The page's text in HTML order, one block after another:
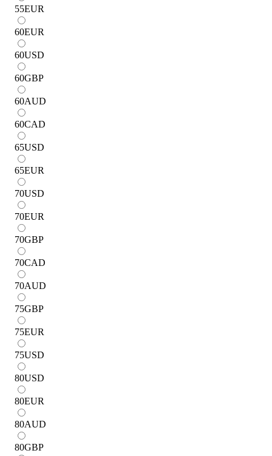
55EUR
60EUR
60USD
60GBP
60AUD
60CAD
65USD
65EUR
70USD
70EUR
70GBP
70CAD
70AUD
75GBP
75EUR
75USD
80USD
80EUR
80AUD
80GBP